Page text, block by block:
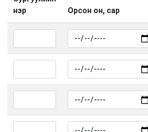
нэр
Орсон он, сар